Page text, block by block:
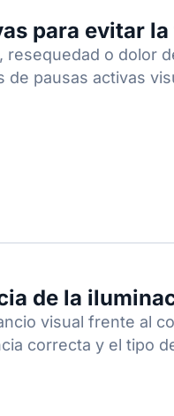
para evitar
resequedad o dolor
de pausas activas
de la
visual frente al
correcta y el tipo